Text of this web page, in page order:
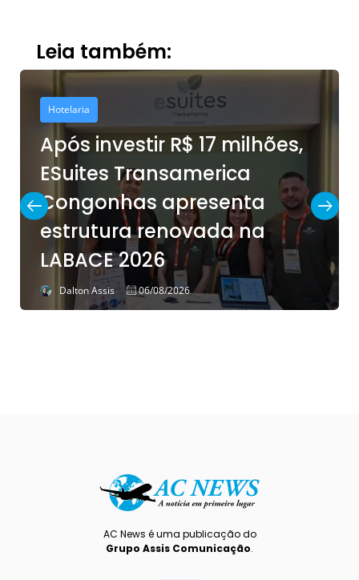
Leia também:
Hotelaria
Após investir R$ 17 milhões,
ESuites Transamerica
Congonhas apresenta
estrutura renovada na
LABACE 2026
Dalton Assis 06/08/2026
AC News é uma publicação do
Grupo Assis Comunicação.